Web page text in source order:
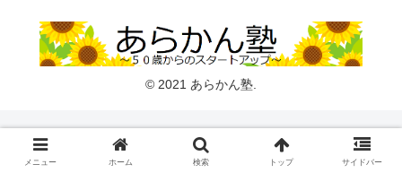
© 2021 あらかん塾.
メニュー ホーム 検索 トップ サイドバー